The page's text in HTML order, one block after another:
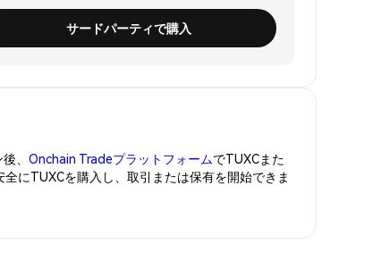
サードパーティで購入
、 Onchain TradeプラットフォームでTUXCまた
にTUXCを購入し、取引または保有を開始できま